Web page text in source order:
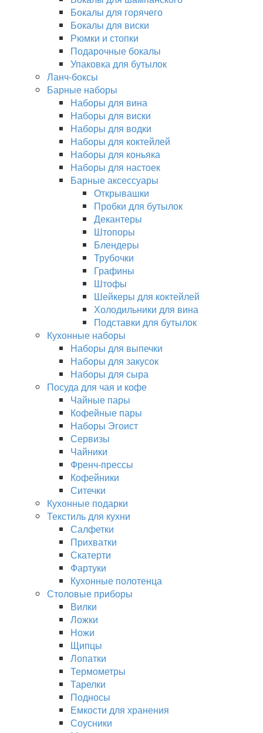
Бокалы для горячего
Бокалы для виски
Рюмки и стопки
Подарочные бокалы
Упаковка для бутылок
Ланч-боксы
Барные наборы
Наборы для вина
Наборы для виски
Наборы для водки
Наборы для коктейлей
Наборы для коньяка
Наборы для настоек
Барные аксессуары
Открывашки
Пробки для бутылок
Декантеры
Штопоры
Блендеры
Трубочки
Графины
Штофы
Шейкеры для коктейлей
Холодильники для вина
Подставки для бутылок
Кухонные наборы
Наборы для выпечки
Наборы для закусок
Наборы для сыра
Посуда для чая и кофе
Чайные пары
Кофейные пары
Наборы Эгоист
Сервизы
Чайники
Френч-прессы
Кофейники
Ситечки
Кухонные подарки
Текстиль для кухни
Салфетки
Прихватки
Скатерти
Фартуки
Кухонные полотенца
Столовые приборы
Вилки
Ложки
Ножи
Щипцы
Лопатки
Термометры
Тарелки
Подносы
Емкости для хранения
Соусники